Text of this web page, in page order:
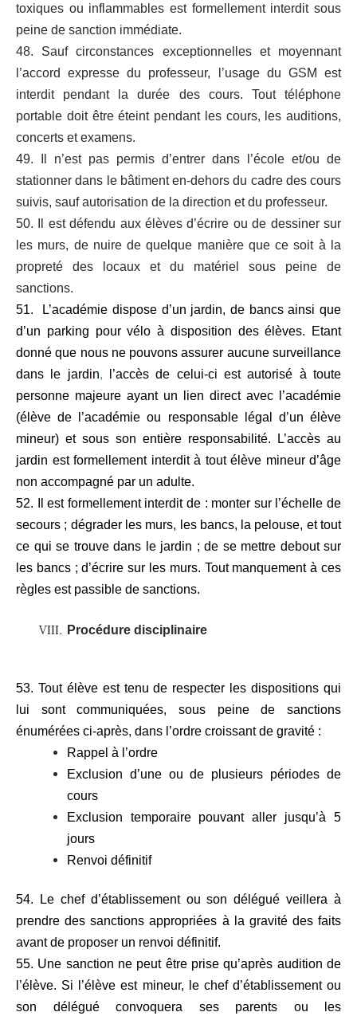
toxiques ou inflammables est formellement interdit sous
peine de sanction immédiate.
48. Sauf circonstances exceptionnelles et moyennant
l’accord expresse du professeur, l’usage du GSM est
interdit pendant la durée des cours. Tout téléphone
portable doit être éteint pendant les cours, les auditions,
concerts et examens.
49. Il n’est pas permis d’entrer dans l’école et/ou de
stationner dans le bâtiment en-dehors du cadre des cours
suivis, sauf autorisation de la direction et du professeur.
50. Il est défendu aux élèves d’écrire ou de dessiner sur
les murs, de nuire de quelque manière que ce soit à la
propreté des locaux et du matériel sous peine de
sanctions.
51. L’académie dispose d’un jardin, de bancs ainsi que
d’un parking pour vélo à disposition des élèves. Etant
donné que nous ne pouvons assurer aucune surveillance
dans le jardin, l’accès de celui-ci est autorisé à toute
personne majeure ayant un lien direct avec l’académie
(élève de l’académie ou responsable légal d’un élève
mineur) et sous son entière responsabilité. L’accès au
jardin est formellement interdit à tout élève mineur d’âge
non accompagné par un adulte.
52. Il est formellement interdit de : monter sur l’échelle de
secours ; dégrader les murs, les bancs, la pelouse, et tout
ce qui se trouve dans le jardin ; de se mettre debout sur
les bancs ; d’écrire sur les murs. Tout manquement à ces
règles est passible de sanctions.
Procédure disciplinaire
53. Tout élève est tenu de respecter les dispositions qui
lui sont communiquées, sous peine de sanctions
énumérées ci-après, dans l’ordre croissant de gravité :
Rappel à l’ordre
Exclusion d’une ou de plusieurs périodes de
cours
Exclusion temporaire pouvant aller jusqu’à 5
jours
Renvoi définitif
54. Le chef d’établissement ou son délégué veillera à
prendre des sanctions appropriées à la gravité des faits
avant de proposer un renvoi définitif.
55. Une sanction ne peut être prise qu’après audition de
l’élève. Si l’élève est mineur, le chef d’établissement ou
son délégué convoquera ses parents ou les